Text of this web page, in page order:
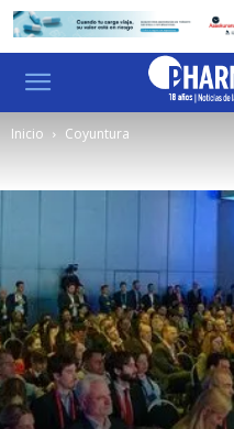
Inicio Coyuntura